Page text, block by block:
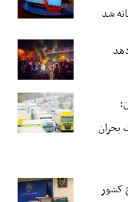
شد
بحران
کشور